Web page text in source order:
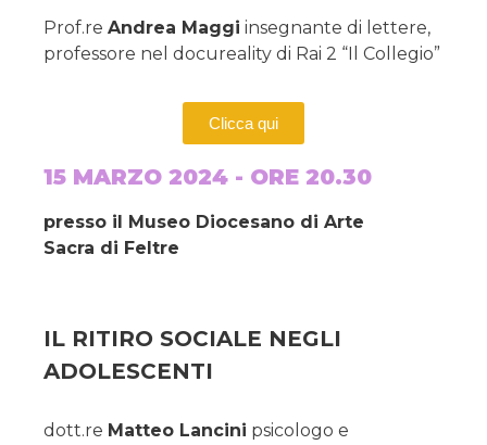
Prof.re Andrea Maggi insegnante di lettere,
professore nel docureality di Rai 2 “Il Collegio”
Clicca qui
15 MARZO 2024 - ORE 20.30
presso il Museo Diocesano di Arte
Sacra di Feltre
IL RITIRO SOCIALE NEGLI
ADOLESCENTI
dott.re Matteo Lancini psicologo e